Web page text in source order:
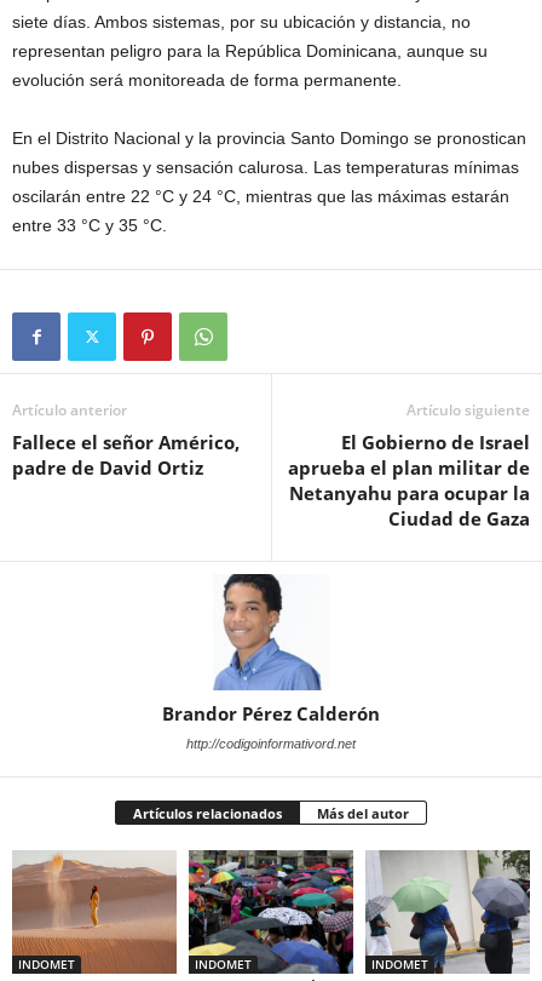
siete días. Ambos sistemas, por su ubicación y distancia, no
representan peligro para la República Dominicana, aunque su
evolución será monitoreada de forma permanente.
En el Distrito Nacional y la provincia Santo Domingo se pronostican
nubes dispersas y sensación calurosa. Las temperaturas mínimas
oscilarán entre 22 °C y 24 °C, mientras que las máximas estarán
entre 33 °C y 35 °C.
Artículo anterior
Fallece el señor Américo,
padre de David Ortiz
Artículo siguiente
El Gobierno de Israel
aprueba el plan militar de
Netanyahu para ocupar la
Ciudad de Gaza
Brandor Pérez Calderón
http://codigoinformativord.net
Artículos relacionados Más del autor
INDOMET INDOMET INDOMET